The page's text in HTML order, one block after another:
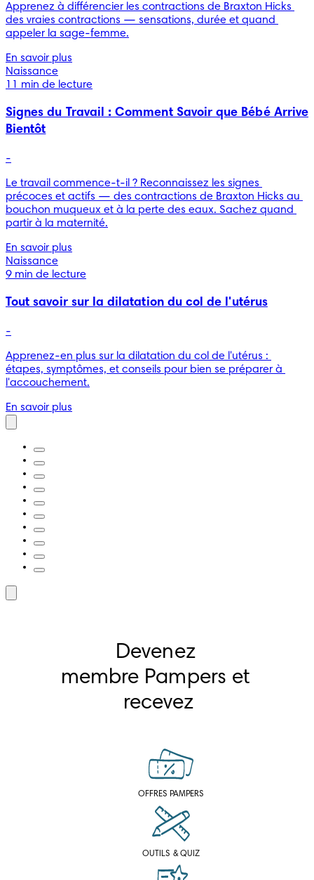
Apprenez à différencier les contractions de Braxton Hicks
des vraies contractions — sensations, durée et quand
appeler la sage-femme.
En savoir plus
Naissance
11 min de lecture
Signes du Travail : Comment Savoir que Bébé Arrive
Bientôt
-
Le travail commence-t-il ? Reconnaissez les signes
précoces et actifs — des contractions de Braxton Hicks au
bouchon muqueux et à la perte des eaux. Sachez quand
partir à la maternité.
En savoir plus
Naissance
9 min de lecture
Tout savoir sur la dilatation du col de l'utérus
-
Apprenez-en plus sur la dilatation du col de l'utérus :
étapes, symptômes, et conseils pour bien se préparer à
l'accouchement.
En savoir plus
Devenez
membre Pampers et
recevez
OFFRES PAMPERS
OUTILS & QUIZ